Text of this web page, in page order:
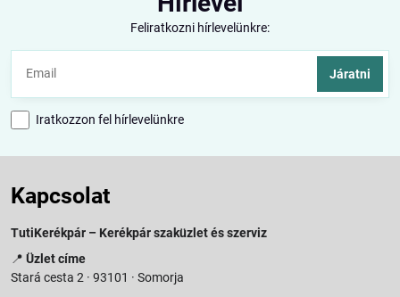
Feliratkozni hírlevelünkre:
Járatni
Iratkozzon fel hírlevelünkre
Kapcsolat
TutiKerékpár – Kerékpár szaküzlet és szerviz
📍 Üzlet címe
Stará cesta 2 · 93101 · Somorja